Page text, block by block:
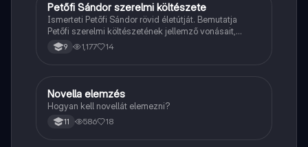
Magyar
Petőfi Sándor szerelmi költészete
Ismerteti Petőfi Sándor rövid életútját. Bemutatja
Petőfi szerelmi költészetének jellemző vonásait,
vereseinek ihletőit és külön kitér a hitvesi
költészetére.
9 1,177 14
Magyar
Novella elemzés
Hogyan kell novellát elemezni?
11 586 18